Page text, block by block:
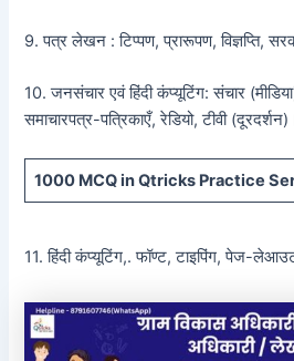
9. पत्र लेखन : टिप्पण, प्रारूपण, विज्ञप्ति,
10. जनसंचार एवं हिंदी कंप्यूटिंग: संचार
समाचारपत्र-पत्रिकाएँ, रेडियो, टीवी
1000 MCQin Qtricks Practice
11. हिंदी कंप्यूटिंग,. फॉण्ट, टाइपिंग, पेज-